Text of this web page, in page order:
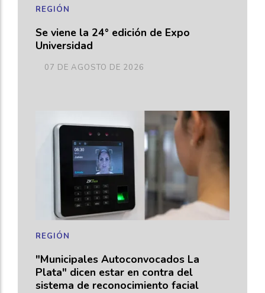
Se viene la 24° edición de Expo
Universidad
REGIÓN
07 DE AGOSTO DE 2026
"Municipales Autoconvocados La
Plata" dicen estar en contra del
sistema de reconocimiento facial
REGIÓN